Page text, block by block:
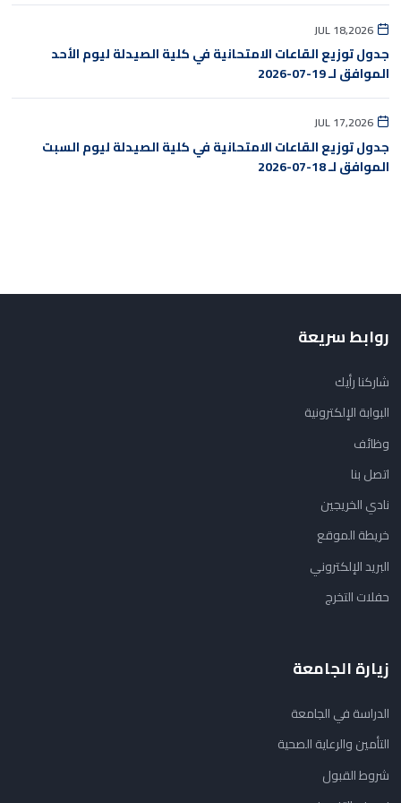
JUL 18,2026
جدول توزيع القاعات الامتحانية في كلية الصيدلة ليوم الأحد
الموافق لـ 19-07-2026
JUL 17,2026
جدول توزيع القاعات الامتحانية في كلية الصيدلة ليوم السبت
الموافق لـ 18-07-2026
روابط سريعة
شاركنا رأيك
البوابة الإلكترونية
وظائف
اتصل بنا
نادي الخريجين
خريطة الموقع
البريد الإلكتروني
حفلات التخرج
زيارة الجامعة
الدراسة في الجامعة
التأمين والرعاية الصحية
شروط القبول